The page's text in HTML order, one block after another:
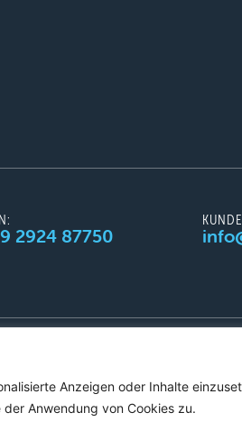
Anzeigen oder Inhalte
Anwendung von Cookies zu.
2924 87750